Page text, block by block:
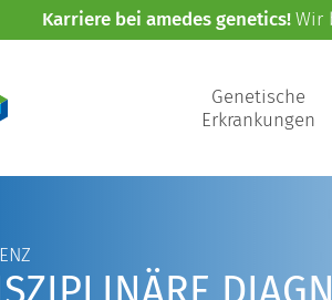
Karriere bei amedes genetics!Wir
Genetische
Erkrankungen